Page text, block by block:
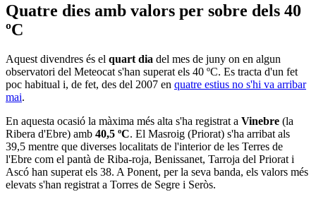
Quatre dies amb valors per sobre dels 40
ºC
Aquest divendres és el quart dia del mes de juny on en algun
observatori del Meteocat s'han superat els 40 ºC. Es tracta d'un fet
poc habitual i, de fet, des del 2007 en quatre estius no s'hi va arribar
mai.
En aquesta ocasió la màxima més alta s'ha registrat a Vinebre (la
Ribera d'Ebre) amb 40,5 ºC. El Masroig (Priorat) s'ha arribat als
39,5 mentre que diverses localitats de l'interior de les Terres de
l'Ebre com el pantà de Riba-roja, Benissanet, Tarroja del Priorat i
Ascó han superat els 38. A Ponent, per la seva banda, els valors més
elevats s'han registrat a Torres de Segre i Seròs.